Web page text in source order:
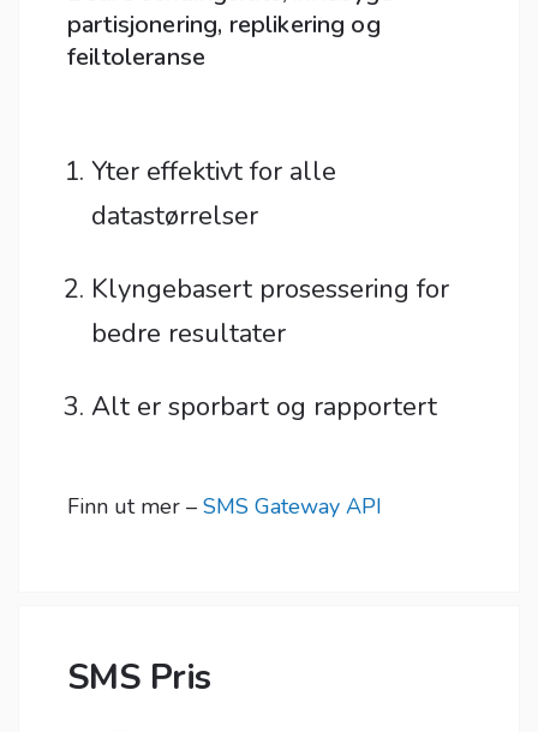
partisjonering, replikering og
feiltoleranse
Yter effektivt for alle
datastørrelser
Klyngebasert prosessering for
bedre resultater
Alt er sporbart og rapportert
Finn ut mer – SMS Gateway API
SMS Pris